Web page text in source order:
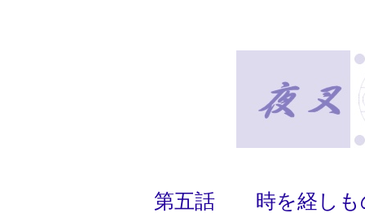
第五話 時を経しも